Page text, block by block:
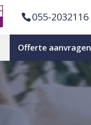
055-2032116
Offerte aanvragen